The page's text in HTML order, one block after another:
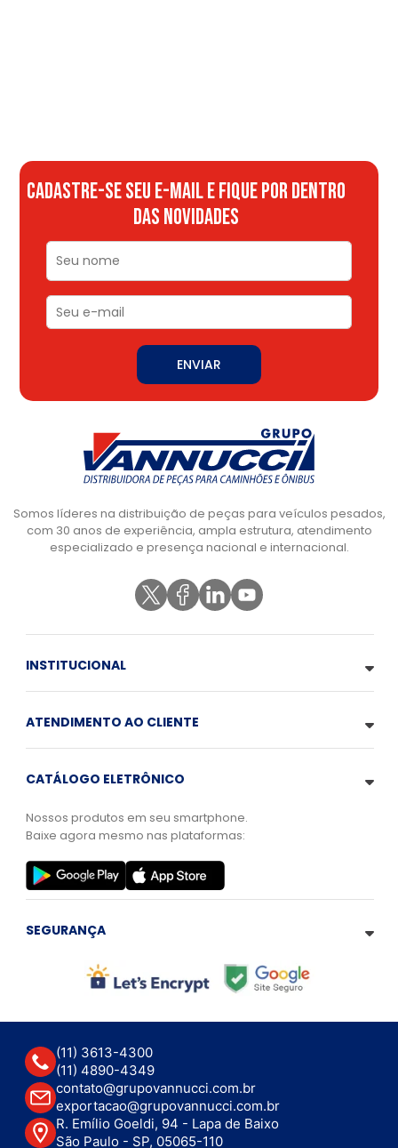
CADASTRE-SE SEU E-MAIL E FIQUE POR DENTRO
DAS NOVIDADES
ENVIAR
Somos líderes na distribuição de peças para veículos pesados,
com 30 anos de experiência, ampla estrutura, atendimento
especializado e presença nacional e internacional.
INSTITUCIONAL
ATENDIMENTO AO CLIENTE
CATÁLOGO ELETRÔNICO
Nossos produtos em seu smartphone.
Baixe agora mesmo nas plataformas:
SEGURANÇA
(11) 3613-4300
(11) 4890-4349
contato@grupovannucci.com.br
exportacao@grupovannucci.com.br
R. Emílio Goeldi, 94 - Lapa de Baixo
São Paulo - SP, 05065-110